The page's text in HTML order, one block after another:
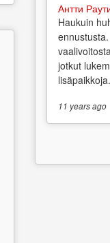
Антти
Haukuin
jotkut
11 yearsago